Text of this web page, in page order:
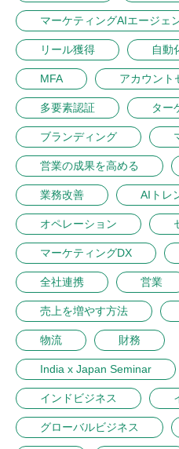
マーケティングAIエージェ
リール獲得 自動
MFA アカウント
多要素認証 ター
ブランディング
営業の成果を高める
業務改善 AIトレ
オペレーション
マーケティングDX
全社連携 営業
売上を増やす方法
物流 財務
India x Japan Seminar
インドビジネス
グローバルビジネス